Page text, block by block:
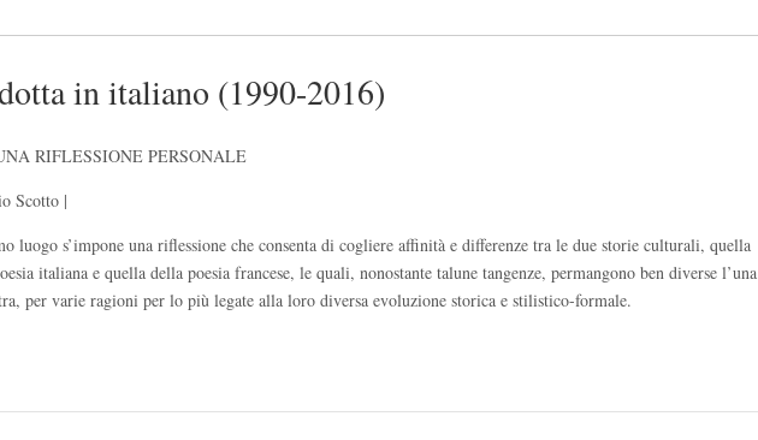
in italiano (1990-2016)
RIFLESSIONE PERSONALE
Scotto |
luogo s’impone una riflessione che consenta di cogliere affinità e differenze tra le due storie culturali, quella
italiana e quella della poesia francese, le quali, nonostante talune tangenze, permangono ben diverse l’una
per varie ragioni per lo più legate alla loro diversa evoluzione storica e stilistico-formale.